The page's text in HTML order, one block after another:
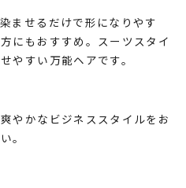
ませるだけで形になりやす
にもおすすめ。スーツスタイ
やすい万能ヘアです。
やかなビジネススタイルをお
。